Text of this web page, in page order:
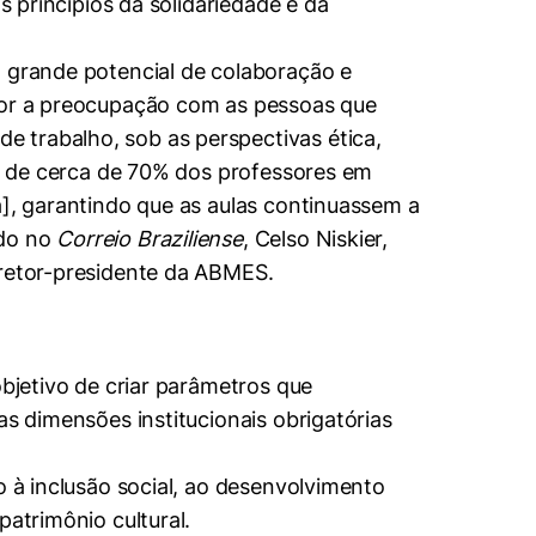
potencial de colaboração e
a preocupação com as pessoas que
trabalho, sob as perspectivas ética,
cerca de 70% dos professores em
garantindo que as aulas continuassem a
no Correio Braziliense, Celso Niskier,
presidente da ABMES.
de criar parâmetros que
dimensões institucionais obrigatórias
inclusão social, ao desenvolvimento
cultural.